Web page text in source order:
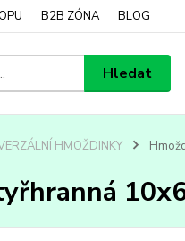
B2B ZÓNA BLOG
Hledat
HMOŽDINKY